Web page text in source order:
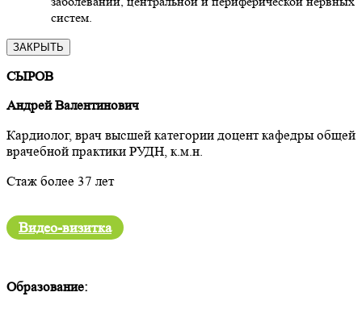
систем.
ЗАКРЫТЬ
СЫРОВ
Андрей Валентинович
Кардиолог, врач высшей категории доцент кафедры общей
врачебной практики РУДН, к.м.н.
Стаж более 37 лет
Видео-визитка
Образование: